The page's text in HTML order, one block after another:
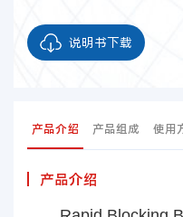
说明书下载
产品介绍 产品组成 使用
产品介绍